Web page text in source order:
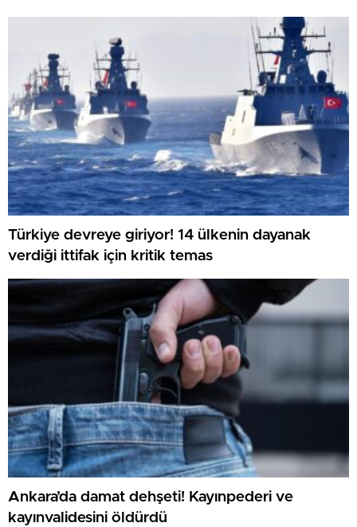
Türkiye devreye giriyor! 14 ülkenin dayanak
verdiği ittifak için kritik temas
Ankara’da damat dehşeti! Kayınpederi ve
kayınvalidesini öldürdü